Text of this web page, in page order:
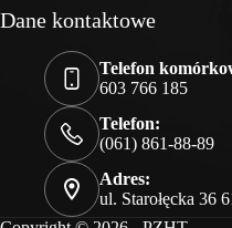
Dane kontaktowe
Telefon
603 766 185
Telefon:
(061) 861-88-89
Adres:
ul. Starołęcka 36